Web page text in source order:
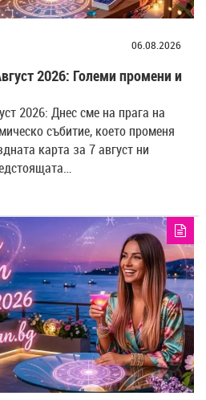
06.08.2026
2026: Големи промени и
2026: Днес сме на прага на
събитие, което променя
карта за 7 август ни